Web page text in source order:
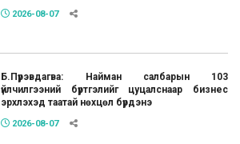
2026-08-07
Б.Пүрэвдагва: Найман салбарын 103
үйлчилгээний бүртгэлийг цуцалснаар бизнес
эрхлэхэд таатай нөхцөл бүрдэнэ
2026-08-07